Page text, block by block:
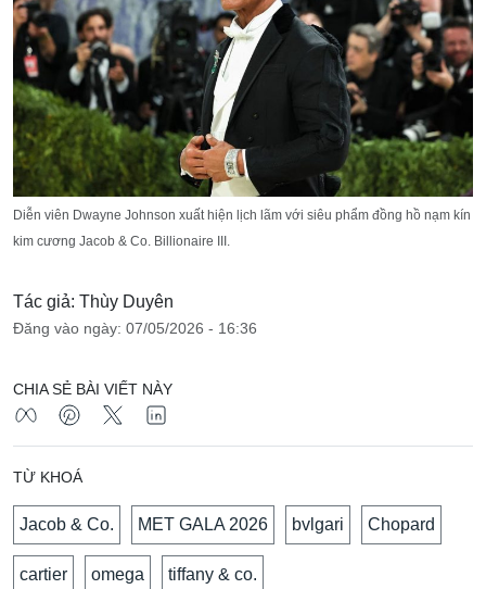
Diễn viên Dwayne Johnson xuất hiện lịch lãm với siêu phẩm đồng hồ nạm kín
kim cương Jacob & Co. Billionaire III.
Tác giả: Thùy Duyên
Đăng vào ngày: 07/05/2026 - 16:36
CHIA SẺ BÀI VIẾT NÀY
TỪ KHOÁ
Jacob & Co. MET GALA 2026 bvlgari Chopard
cartier omega tiffany & co.